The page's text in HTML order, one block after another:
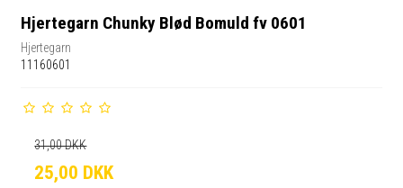
Hjertegarn Chunky Blød Bomuld fv 0601
Hjertegarn
11160601
31,00 DKK
25,00 DKK